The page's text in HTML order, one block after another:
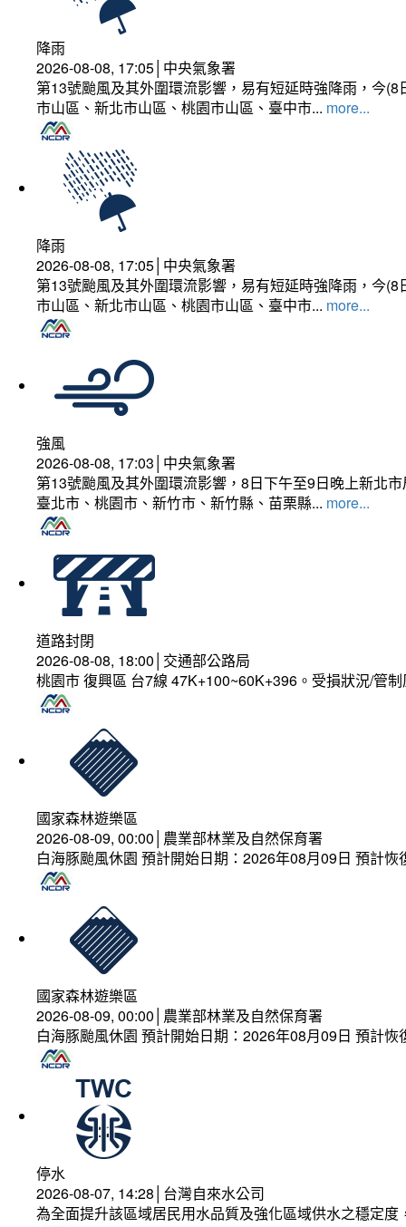
降雨
2026-08-08, 17:05│中央氣象署
第13號颱風及其外圍環流影響，易有短延時強降雨，今
市山區、新北市山區、桃園市山區、臺中市... more...
降雨
2026-08-08, 17:05│中央氣象署
第13號颱風及其外圍環流影響，易有短延時強降雨，今
市山區、新北市山區、桃園市山區、臺中市... more...
強風
2026-08-08, 17:03│中央氣象署
第13號颱風及其外圍環流影響，8日下午至9日晚上新北
臺北市、桃園市、新竹市、新竹縣、苗栗縣... more...
道路封閉
2026-08-08, 18:00│交通部公路局
桃園市 復興區 台7線 47K+100~60K+396。受損狀況/管
國家森林遊樂區
2026-08-09, 00:00│農業部林業及自然保育署
白海豚颱風休園 預計開始日期：2026年08月09日 預計
國家森林遊樂區
2026-08-09, 00:00│農業部林業及自然保育署
白海豚颱風休園 預計開始日期：2026年08月09日 預計
停水
2026-08-07, 14:28│台灣自來水公司
為全面提升該區域居民用水品質及強化區域供水之穩定